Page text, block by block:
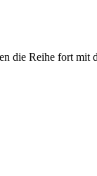
die Reihe fort